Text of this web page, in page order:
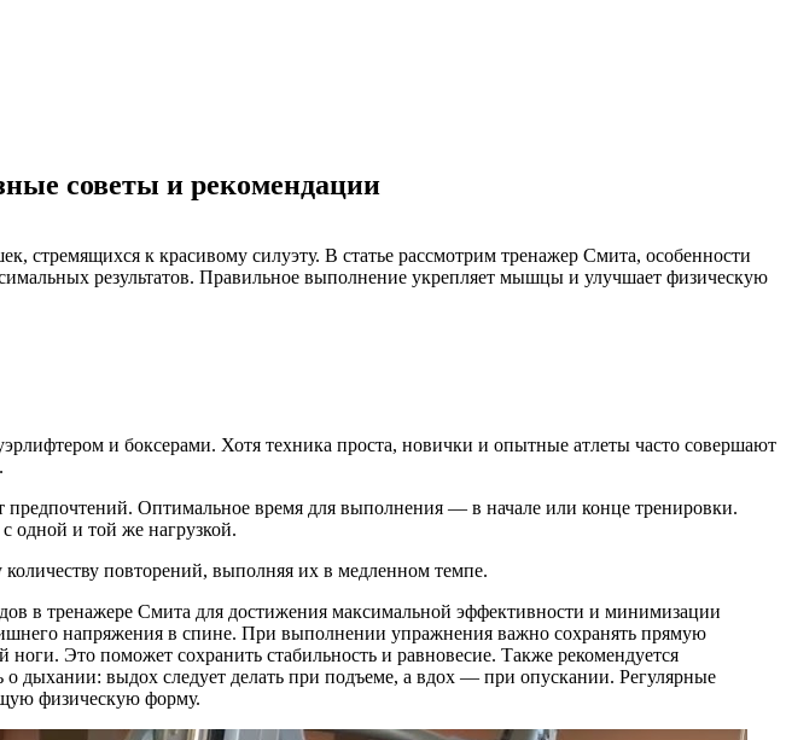
советы и рекомендации
к красивому силуэту. В статье рассмотрим тренажер Смита, особенности
результатов. Правильное выполнение укрепляет мышцы и улучшает физическую
и боксерами. Хотя техника проста, новички и опытные атлеты часто совершают
Оптимальное время для выполнения — в начале или конце тренировки.
одной и той же нагрузкой.
повторений, выполняя их в медленном темпе.
в тренажере Смита для достижения максимальной эффективности и минимизации
напряжения в спине. При выполнении упражнения важно сохранять прямую
Это поможет сохранить стабильность и равновесие. Также рекомендуется
дыхании: выдох следует делать при подъеме, а вдох — при опускании. Регулярные
физическую форму.